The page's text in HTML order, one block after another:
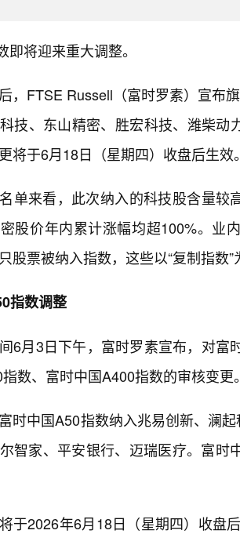
即将迎来重大调整。
，FTSE Russell（富时罗素）宣布
技、东山精密、胜宏科技、潍柴
将于6月18日（星期四）收盘后生效
单来看，此次纳入的科技股含量
股价年内累计涨幅均超100%。业
股票被纳入指数，这些以“复制指
指数调整
6月3日下午，富时罗素宣布，对富
数、富时中国A400指数的审核变更
时中国A50指数纳入兆易创新、澜
智家、平安银行、迈瑞医疗。富
于2026年6月18日（星期四）收盘